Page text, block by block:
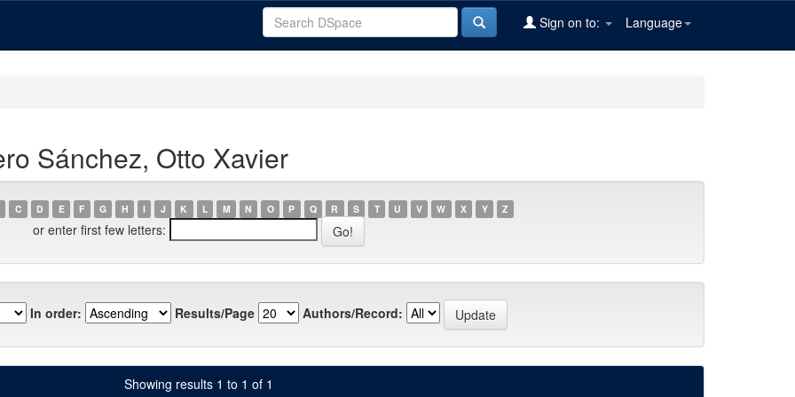
Language
Sign on to:
Sánchez, Otto Xavier
C D E F G H I J K L M N O P Q R S T U V W X Y Z
or enter first few letters:
In order: Results/Page Authors/Record:
Showing results 1 to 1 of 1